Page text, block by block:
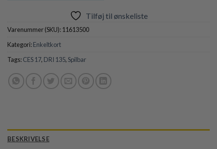
Tilføj til ønskeliste
Varenummer (SKU):11613500
Kategori:Enkeltkort
Tags:CES 17, DRI 135,Spilbar
BESKRIVELSE